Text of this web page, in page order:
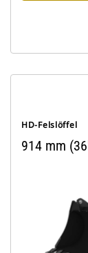
HD-Felslöffel
914 mm